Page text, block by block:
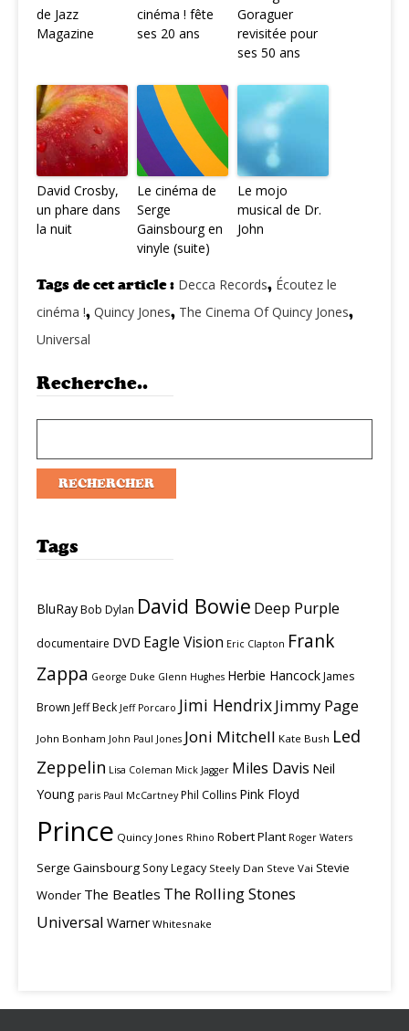
de Jazz
Magazine
cinéma ! fête
ses 20 ans
Goraguer
revisitée pour
ses 50 ans
David Crosby,
un phare dans
la nuit
Le cinéma de
Serge
Gainsbourg en
vinyle (suite)
Le mojo
musical de Dr.
John
Tags de cet article : Decca Records, Écoutez le
cinéma !, Quincy Jones, The Cinema Of Quincy Jones,
Universal
Recherche..
Tags
BluRayBob Dylan David Bowie Deep Purple
documentaire DVD Eagle Vision Eric Clapton Frank
Zappa George Duke Glenn Hughes Herbie HancockJames
Brown Jeff Beck Jeff Porcaro Jimi HendrixJimmy Page
John Bonham John Paul Jones Joni Mitchell Kate Bush Led
Zeppelin Lisa Coleman Mick Jagger Miles Davis Neil
Young paris Paul McCartney Phil Collins Pink Floyd
Prince Quincy Jones Rhino Robert Plant Roger Waters
Serge Gainsbourg Sony Legacy Steely Dan Steve Vai Stevie
Wonder The Beatles The Rolling Stones
Universal Warner Whitesnake